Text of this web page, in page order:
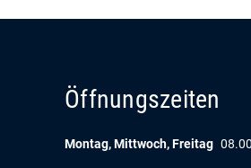
Öffnungszeiten
Montag, Mittwoch, Freitag